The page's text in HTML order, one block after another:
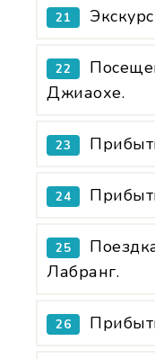
21
22
Джиаохе.
23
24
25
Лабранг.
26